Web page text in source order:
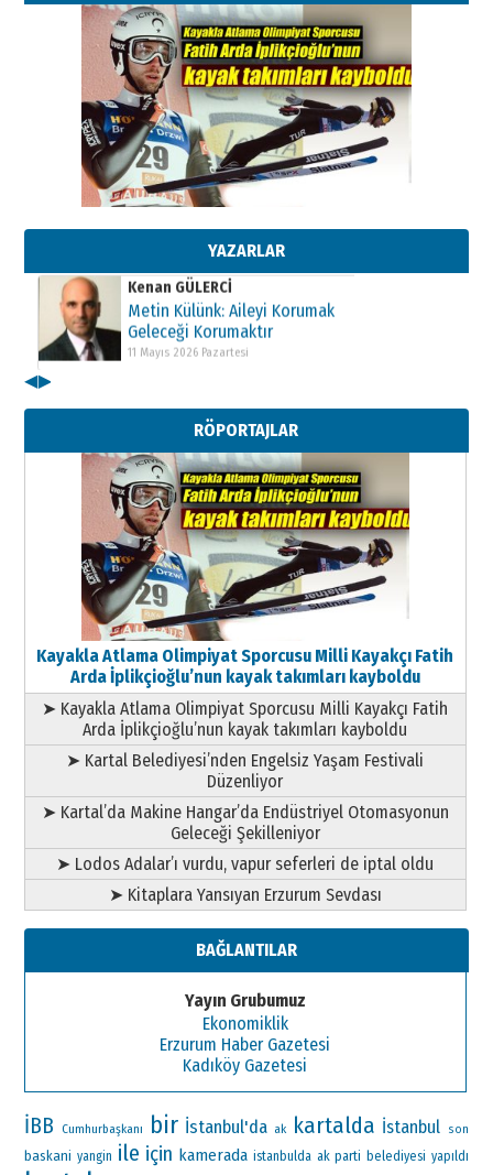
YAZARLAR
Kenan GÜLERCİ
Metin Külünk: Aileyi Korumak
11 Mayıs 2026 Pazartesi
Kenan GÜLERCİ
Metin Külünk: Aileyi Korumak
Geleceği Korumaktır
11 Mayıs 2026 Pazartesi
Metin Külünk: Aileyi Korumak
Geleceği Korumaktır
11 Mayıs 2026 Pazartesi
◀▶
RÖPORTAJLAR
Kayakla Atlama Olimpiyat Sporcusu Milli Kayakçı Fatih
Arda İplikçioğlu’nun kayak takımları kayboldu
➤ Kayakla Atlama Olimpiyat Sporcusu Milli Kayakçı Fatih
Arda İplikçioğlu’nun kayak takımları kayboldu
➤ Kartal Belediyesi’nden Engelsiz Yaşam Festivali
Düzenliyor
➤ Kartal’da Makine Hangar’da Endüstriyel Otomasyonun
Geleceği Şekilleniyor
➤ Lodos Adalar’ı vurdu, vapur seferleri de iptal oldu
➤ Kitaplara Yansıyan Erzurum Sevdası
BAĞLANTILAR
Yayın Grubumuz
Ekonomiklik
Erzurum Haber Gazetesi
Kadıköy Gazetesi
İBB Cumhurbaşkanı bir İstanbul'da ak kartalda İstanbul son
baskani yangin ile için kamerada istanbulda ak parti belediyesi yapıldı